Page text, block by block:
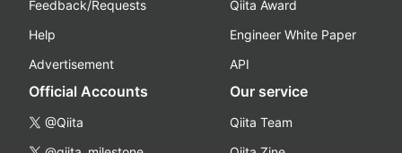
Feedback/Requests
Help
Advertisement
Qiita Award
Engineer White Paper
API
Official Accounts
@Qiita
Our service
Qiita Team